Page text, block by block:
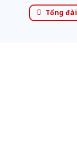
Tổng